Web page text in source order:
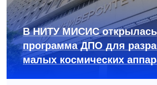
В НИТУ МИСИС открылась
программа ДПО для
малых космических